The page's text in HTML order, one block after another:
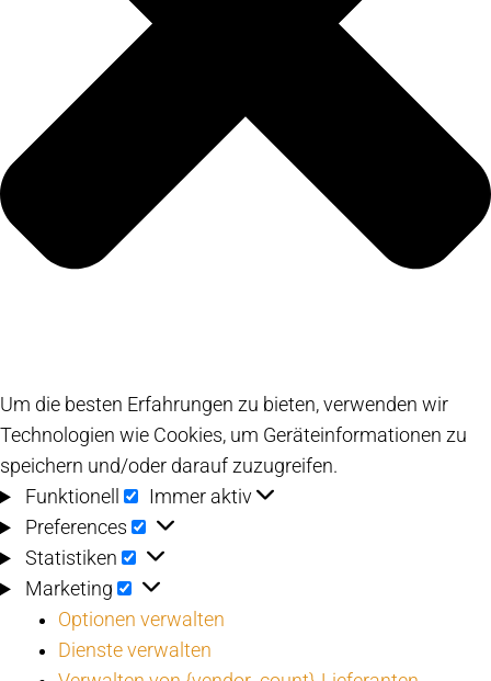
Um die besten Erfahrungen zu bieten, verwenden wir
Technologien wie Cookies, um Geräteinformationen zu
speichern und/oder darauf zuzugreifen.
Funktionell
Funktionell
Immer aktiv
Preferences
Preferences
Statistiken Statistiken
Marketing Marketing
Optionen verwalten
Dienste verwalten